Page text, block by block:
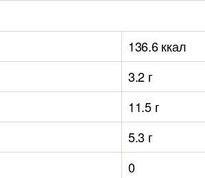
136.6 ккал
3.2 г
11.5 г
5.3 г
0